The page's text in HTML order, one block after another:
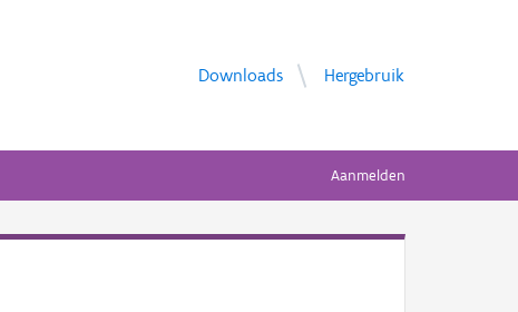
Downloads Hergebruik
Aanmelden